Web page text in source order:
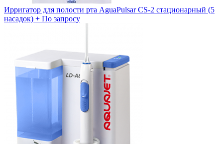
Ирригатор для полости рта AguaPulsar CS-2 стационарный (5
насадок) + По запросу